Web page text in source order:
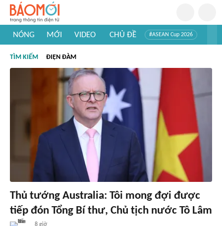
NÓNG MỚI VIDEO CHỦ ĐỀ #ASEAN Cup 2026
#Khám phá thế giới
TÌM KIẾM ĐIỆN ĐÀM
Thủ tướng Australia: Tôi mong đợi được
tiếp đón Tổng Bí thư, Chủ tịch nước Tô Lâm
8 giờ